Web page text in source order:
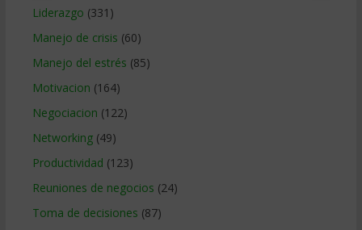
Liderazgo (331)
Manejo de crisis (60)
Manejo del estrés (85)
Motivacion (164)
Negociacion (122)
Networking(49)
Productividad (123)
Reuniones de negocios (24)
Toma de decisiones (87)